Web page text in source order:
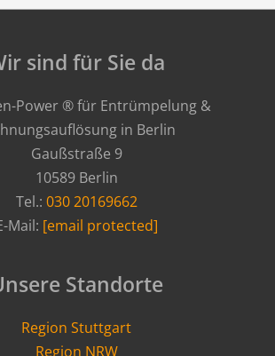
sind für Sie da
Power ® für Entrümpelung &
in Berlin
Gaußstraße 9
10589 Berlin
Tel.: 030 20169662
Mail: [email protected]
Standorte
Region Stuttgart
Region NRW